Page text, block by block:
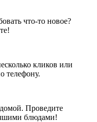
что-то новое?
кликов или
телефону.
Проведите
блюдами!